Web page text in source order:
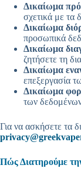
Δικαίωμα
σχετικά με τα
Δικαίωμα
προσωπικά
Δικαίωμα
ζητήσετε τη
Δικαίωμα
επεξεργασία
Δικαίωμα
των
Για να ασκήσετε τα
Πώς Διατηρούμε